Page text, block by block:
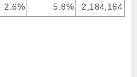
2.6%
5.8%
2,184,164